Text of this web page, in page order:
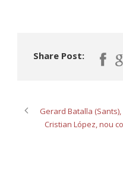
Share Post:
Gerard Batalla
Cristian López, nou